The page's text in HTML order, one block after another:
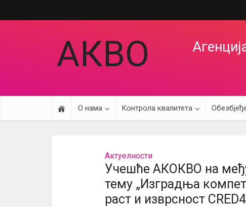
АКВО
О нама Контрола квалитета
Актуелности
Учешће АКОКВО на
тему „Изградња
раст и изврсност